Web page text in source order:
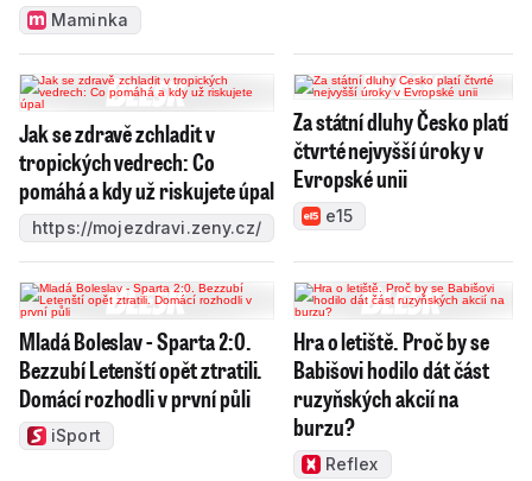
Maminka
Jak se zdravě zchladit v
tropických vedrech: Co
pomáhá a kdy už riskujete úpal
https://mojezdravi.zeny.cz/
Za státní dluhy Česko platí
čtvrté nejvyšší úroky v
Evropské unii
e15
Mladá Boleslav - Sparta 2:0.
Bezzubí Letenští opět ztratili.
Domácí rozhodli v první půli
iSport
Hra o letiště. Proč by se
Babišovi hodilo dát část
ruzyňských akcií na
burzu?
Reflex